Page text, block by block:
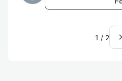
1 / 2 navigate_next